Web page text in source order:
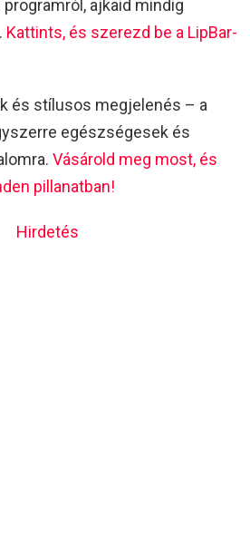
ajkaid mindig
Kattints, és szerezd be a LipBar-
és stílusos megjelenés – a
egészségesek és
Vásárold meg most, és
pillanatban!
Hirdetés